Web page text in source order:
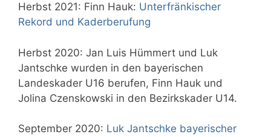
Herbst 2021: Finn Hauk: Unterfränkischer
Rekord und Kaderberufung
Herbst 2020: Jan Luis Hümmert und Luk
Jantschke wurden in den bayerischen
Landeskader U16 berufen, Finn Hauk und
Jolina Czenskowski in den Bezirkskader U14.
September 2020: Luk Jantschke bayerischer